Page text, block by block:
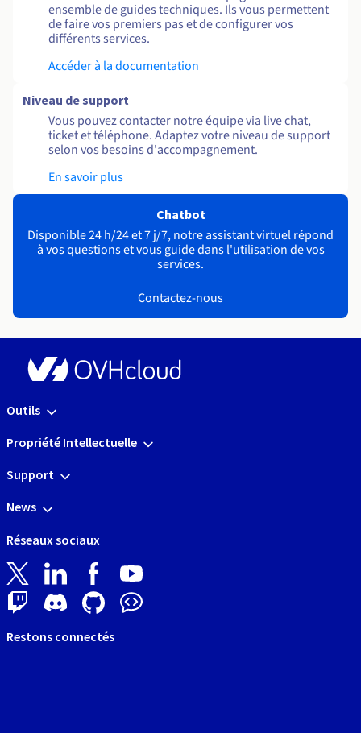
ensemble de guides techniques. Ils vous permettent
de faire vos premiers pas et de configurer vos
différents services.
Accéder à la documentation
Niveau de support
Vous pouvez contacter notre équipe via live chat,
ticket et téléphone. Adaptez votre niveau de support
selon vos besoins d'accompagnement.
En savoir plus
Chatbot
Disponible 24 h/24 et 7 j/7, notre assistant virtuel répond
à vos questions et vous guide dans l'utilisation de vos
services.
Contactez-nous
Outils
Propriété Intellectuelle
Support
News
Réseaux sociaux
Restons connectés